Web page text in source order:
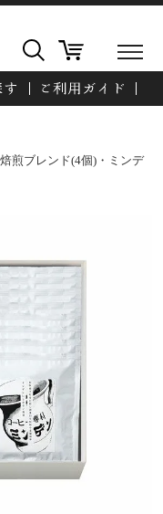
煎ブレンド(4個)・ミンデ